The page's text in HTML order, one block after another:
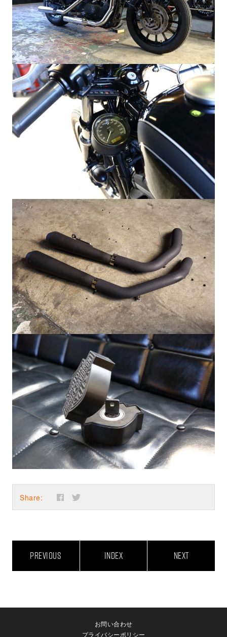
Share:
PREVIOUS INDEX NEXT
お問い合わせ
プライバシーポリシー